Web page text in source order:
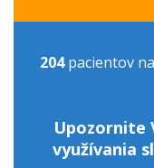
204pacientov
Upozornite
využívania